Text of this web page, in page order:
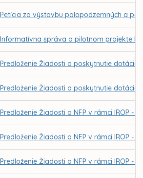
Petícia za výstavbu polopodzemných a
Informatívna správa o pilotnom projekte
Predloženie Žiadosti o poskytnutie dotácie
Predloženie Žiadosti o poskytnutie dotácie
Predloženie Žiadosti o NFP v rámci IROP -
Predloženie Žiadosti o NFP v rámci IROP -
Predloženie Žiadosti o NFP v rámci IROP -